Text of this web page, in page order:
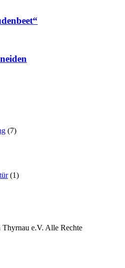
(7)
(1)
e.V. Alle Rechte